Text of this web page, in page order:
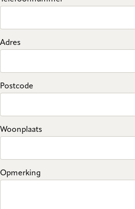
Adres
Postcode
Woonplaats
Opmerking